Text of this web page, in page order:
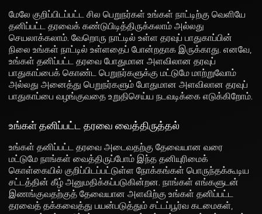
மேலே குறிப்பிடப்பட்ட சில பெறுநர்கள் உங்கள் நாட்டிற்கு வெளியே
தனிப்பட்ட தரவைக் கண்டுபிடித்திருக்கலாம் அல்லது
செயலாக்கலாம். வேறொரு நாட்டில் உள்ள தரவுப் பாதுகாப்பின்
நிலை உங்கள் நாட்டில் உள்ளதைப் போன்றதாக இருக்காது. எனவே,
உங்கள் தனிப்பட்ட தரவை போதுமான அளவிலான தரவுப்
பாதுகாப்பைக் கொண்ட பெறுநர்களுக்கு மட்டுமே மாற்றுவோம்
அல்லது அனைத்து பெறுநர்களும் போதுமான அளவிலான தரவுப்
பாதுகாப்பை வழங்குவதை உறுதிசெய்ய நடவடிக்கை எடுக்கிறோம்.
உங்கள் தனிப்பட்ட தரவை வைத்திருத்தல்
உங்கள் தனிப்பட்ட தரவை அடைவதற்கு தேவையான வரை
மட்டுமே நாங்கள் வைத்திருப்போம் இந்த தனியுரிமைக்
கொள்கையில் குறிப்பிடப்பட்டுள்ள நோக்கங்கள் பொருந்தக்கூடிய
சட்டத்தின் கீழ் அனுமதிக்கப்படுகின்றன. நாங்கள் எங்களுடன்
இணங்குவதற்குத் தேவையான அளவிற்கு உங்கள் தனிப்பட்ட
தரவைத் தக்கவைத்து பயன்படுத்தும் சட்டப்பூர்வ கடமைகள்,